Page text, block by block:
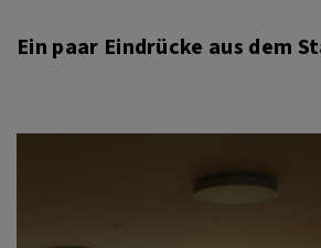
Ein paar Eindrücke aus dem